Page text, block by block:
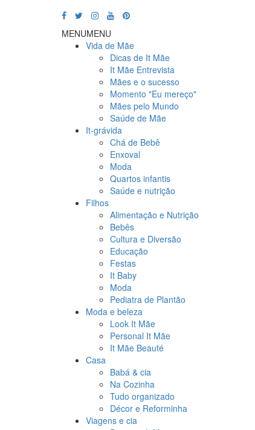
MENUMENU
Vida de Mãe
Dicas de It Mãe
It Mãe Entrevista
Mães e o sucesso
Momento "Eu mereço"
Mães pelo Mundo
Saúde de Mãe
It-grávida
Chá de Bebê
Enxoval
Moda
Quartos infantis
Saúde e nutrição
Filhos
Alimentação e Nutrição
Bebês
Cultura e Diversão
Educação
Festas
It Baby
Moda
Pediatra de Plantão
Moda e beleza
Look It Mãe
Personal It Mãe
It Mãe Beauté
Casa
Babá & cia
Na Cozinha
Tudo organizado
Décor e Reforminha
Viagens e cia